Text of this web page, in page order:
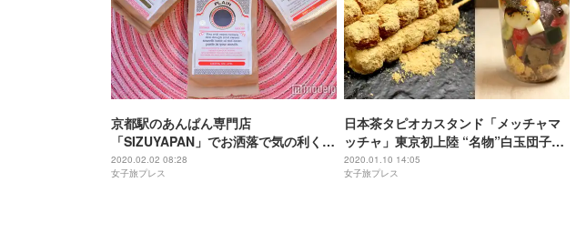
京都駅のあんぱん専門店
「SIZUYAPAN」でお洒落で気の利く京
土産を！
2020.02.02 08:28
女子旅プレス
日本茶タピオカスタンド「メッチャマ
ッチャ」東京初上陸 “名物”白玉団子は
きなこたっぷり
2020.01.10 14:05
女子旅プレス